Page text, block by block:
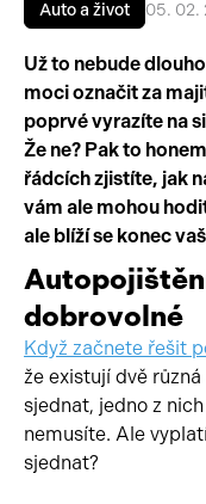
Auto a život 05. 02.
Už to nebude
moci označit za
poprvé vyrazíte na
Že ne? Pak to
řádcích zjistíte, jak
vám ale mohou
ale blíží se konec
dobrovolné
Když začnete řešit
že existují dvě
sjednat, jedno z
nemusíte. Ale
sjednat?